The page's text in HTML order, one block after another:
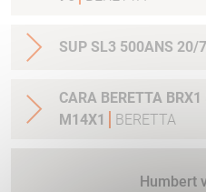
SUP SL3 500ANS 20/
CARA BERETTA
M14X1
BERETTA
Humbert